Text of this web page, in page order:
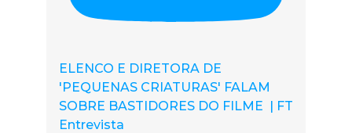
ELENCO E DIRETORA DE
'PEQUENAS CRIATURAS' FALAM
SOBRE BASTIDORES DO FILME | FT
Entrevista